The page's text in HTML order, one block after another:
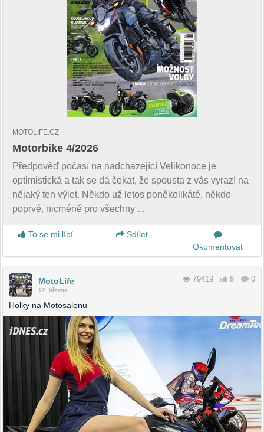
MOTOLIFE.CZ
Motorbike 4/2026
Předpověď počasí na nadcházející Velikonoce je
optimistická a tak se dá čekat, že spousta z vás vyrazí na
nějaký ten výlet. Někdo už letos poněkolikáté, někdo
poprvé, nicméně pro všechny ...
To se mi líbí
Sdílet
Okomentovat
MotoLife
12. března
79419 8 0
Holky na Motosalonu